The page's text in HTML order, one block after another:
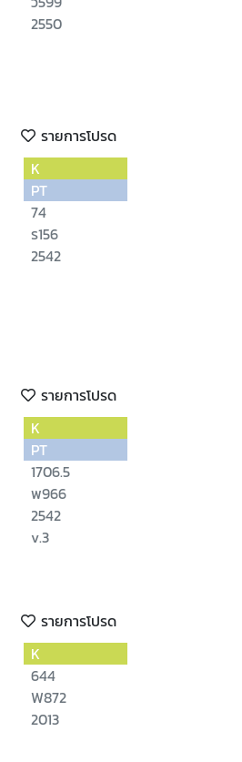
2550
รายการโปรด
K
PT
74
ร156
2542
รายการโปรด
K
PT
1706.5
พ966
2542
v.3
รายการโปรด
K
644
W872
2013